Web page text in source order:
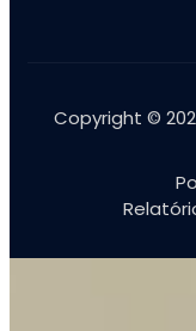
Copyright ©